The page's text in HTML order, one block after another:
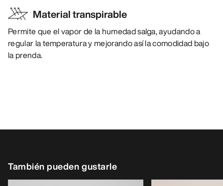
Material transpirable
Permite que el vapor de la humedad salga, ayudando a
regular la temperatura y mejorando así la comodidad bajo
la prenda.
También pueden gustarle